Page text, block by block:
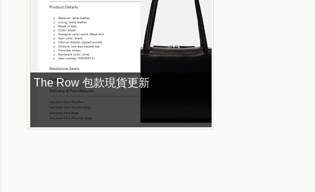
The Row 包款現貨更新